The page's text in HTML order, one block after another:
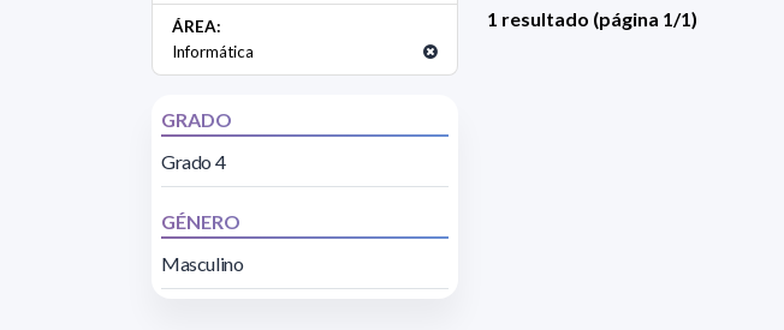
ÁREA:
Informática
GRADO
Grado 4
GÉNERO
Masculino
1 resultado (página 1/1)